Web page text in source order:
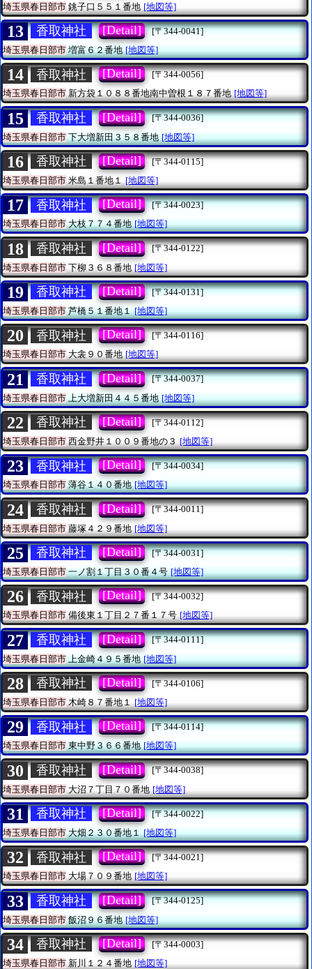
埼玉県春日部市 銚子口５５１番地 [地図等]
13 香取神社 [Detail]
[〒344-0041]
埼玉県春日部市増富６２番地 [地図等]
14 香取神社 [Detail]
[〒344-0056]
埼玉県春日部市新方袋１０８８番地南中曽根１８７番地 [地図等]
15 香取神社 [Detail]
[〒344-0036]
埼玉県春日部市下大増新田３５８番地 [地図等]
16 香取神社 [Detail]
[〒344-0115]
埼玉県春日部市 米島１番地１ [地図等]
17 香取神社 [Detail]
[〒344-0023]
埼玉県春日部市大枝７７４番地 [地図等]
18 香取神社 [Detail]
[〒344-0122]
埼玉県春日部市 下柳３６８番地 [地図等]
19 香取神社 [Detail]
[〒344-0131]
埼玉県春日部市芦橋５１番地１ [地図等]
20 香取神社 [Detail]
[〒344-0116]
埼玉県春日部市大衾９０番地 [地図等]
21 香取神社 [Detail]
[〒344-0037]
埼玉県春日部市上大増新田４４５番地 [地図等]
22 香取神社 [Detail]
[〒344-0112]
埼玉県春日部市 西金野井１００９番地の３ [地図等]
23 香取神社 [Detail]
[〒344-0034]
埼玉県春日部市薄谷１４０番地 [地図等]
24 香取神社 [Detail]
[〒344-0011]
埼玉県春日部市 藤塚４２９番地 [地図等]
25 香取神社 [Detail]
[〒344-0031]
埼玉県春日部市一ノ割１丁目３０番４号 [地図等]
26 香取神社 [Detail]
[〒344-0032]
埼玉県春日部市備後東１丁目２７番１７号 [地図等]
27 香取神社 [Detail]
[〒344-0111]
埼玉県春日部市上金崎４９５番地 [地図等]
28 香取神社 [Detail]
[〒344-0106]
埼玉県春日部市 木崎８７番地１ [地図等]
29 香取神社 [Detail]
[〒344-0114]
埼玉県春日部市東中野３６６番地 [地図等]
30 香取神社 [Detail]
[〒344-0038]
埼玉県春日部市 大沼７丁目７０番地 [地図等]
31 香取神社 [Detail]
[〒344-0022]
埼玉県春日部市大畑２３０番地１ [地図等]
32 香取神社 [Detail]
[〒344-0021]
埼玉県春日部市大場７０９番地 [地図等]
33 香取神社 [Detail]
[〒344-0125]
埼玉県春日部市飯沼９６番地 [地図等]
34 香取神社 [Detail]
[〒344-0003]
埼玉県春日部市 新川１２４番地 [地図等]